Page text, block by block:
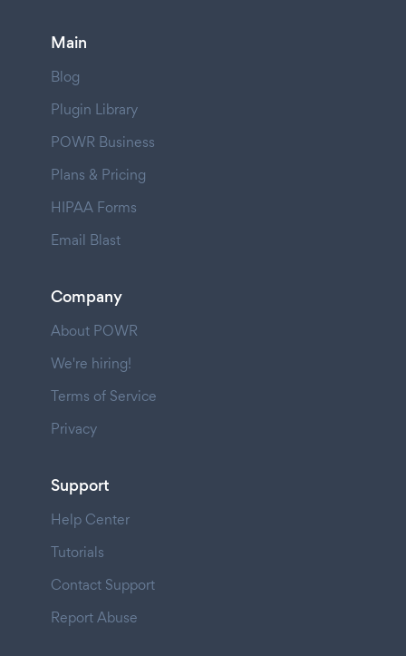
Main
Blog
Plugin Library
POWR Business
Plans & Pricing
HIPAA Forms
Email Blast
Company
About POWR
We're hiring!
Terms of Service
Privacy
Support
Help Center
Tutorials
Contact Support
Report Abuse